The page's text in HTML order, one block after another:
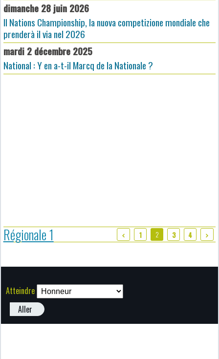
dimanche 28 juin 2026
Il Nations Championship, la nuova competizione mondiale che
prenderà il via nel 2026
mardi 2 décembre 2025
National : Y en a-t-il Marcq de la Nationale ?
Régionale 1 1 2 3 4
Atteindre
Aller